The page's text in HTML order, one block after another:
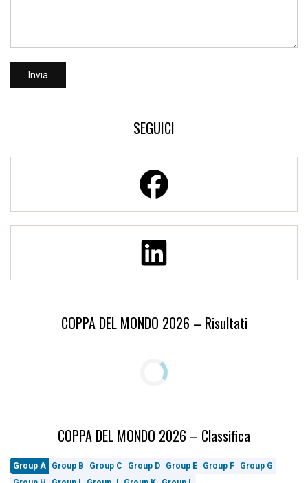
SEGUICI
COPPA DEL MONDO 2026 – Risultati
COPPA DEL MONDO 2026 – Classifica
Group A Group B Group C Group D Group E Group F
Group G